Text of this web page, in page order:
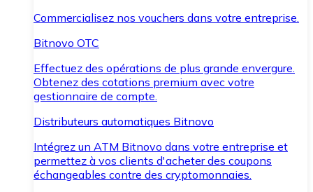
Commercialisez nos vouchers dans votre entreprise.
Bitnovo OTC
Effectuez des opérations de plus grande envergure.
Obtenez des cotations premium avec votre
gestionnaire de compte.
Distributeurs automatiques Bitnovo
Intégrez un ATM Bitnovo dans votre entreprise et
permettez à vos clients d'acheter des coupons
échangeables contre des cryptomonnaies.